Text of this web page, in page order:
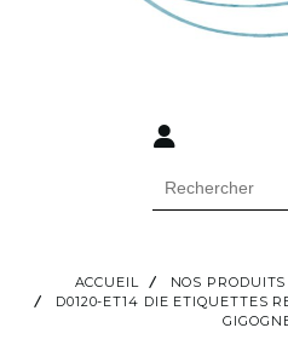
ACCUEIL NOS PRODUITS
D0120-ET14 DIE ETIQUETTES